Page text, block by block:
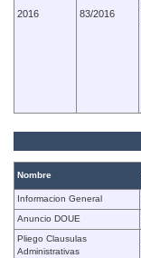
2016 83/2016
Nombre
Informacion General
Anuncio DOUE
Pliego Clausulas
Administrativas